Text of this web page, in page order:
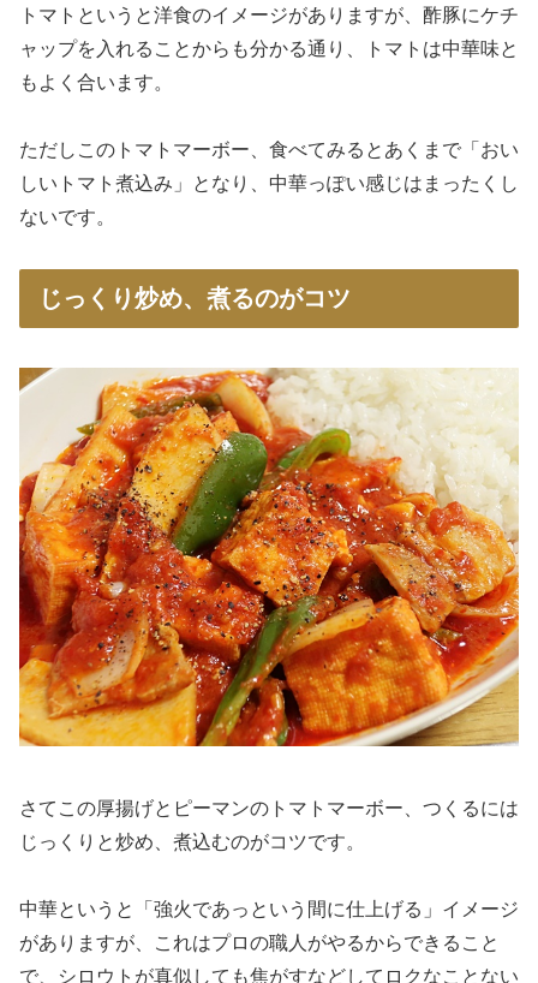
トマトというと洋食のイメージがありますが、酢豚にケチ
ャップを入れることからも分かる通り、トマトは中華味と
もよく合います。
ただしこのトマトマーボー、食べてみるとあくまで「おい
しいトマト煮込み」となり、中華っぽい感じはまったくし
ないです。
じっくり炒め、煮るのがコツ
さてこの厚揚げとピーマンのトマトマーボー、つくるには
じっくりと炒め、煮込むのがコツです。
中華というと「強火であっという間に仕上げる」イメージ
がありますが、これはプロの職人がやるからできること
で、シロウトが真似しても焦がすなどしてロクなことない